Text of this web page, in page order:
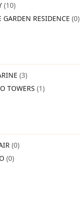
(10)
GARDEN RESIDENCE (0)
(3)
TOWERS (1)
(0)
(0)